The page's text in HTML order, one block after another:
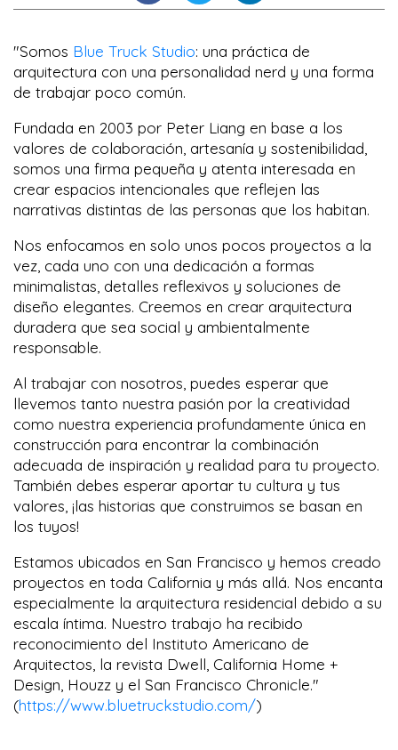
"Somos Blue Truck Studio: una práctica de
arquitectura con una personalidad nerd y una forma
de trabajar poco común.
Fundada en 2003 por Peter Liang en base a los
valores de colaboración, artesanía y sostenibilidad,
somos una firma pequeña y atenta interesada en
crear espacios intencionales que reflejen las
narrativas distintas de las personas que los habitan.
Nos enfocamos en solo unos pocos proyectos a la
vez, cada uno con una dedicación a formas
minimalistas, detalles reflexivos y soluciones de
diseño elegantes. Creemos en crear arquitectura
duradera que sea social y ambientalmente
responsable.
Al trabajar con nosotros, puedes esperar que
llevemos tanto nuestra pasión por la creatividad
como nuestra experiencia profundamente única en
construcción para encontrar la combinación
adecuada de inspiración y realidad para tu proyecto.
También debes esperar aportar tu cultura y tus
valores, ¡las historias que construimos se basan en
los tuyos!
Estamos ubicados en San Francisco y hemos creado
proyectos en toda California y más allá. Nos encanta
especialmente la arquitectura residencial debido a su
escala íntima. Nuestro trabajo ha recibido
reconocimiento del Instituto Americano de
Arquitectos, la revista Dwell, California Home +
Design, Houzz y el San Francisco Chronicle."
(https://www.bluetruckstudio.com/)